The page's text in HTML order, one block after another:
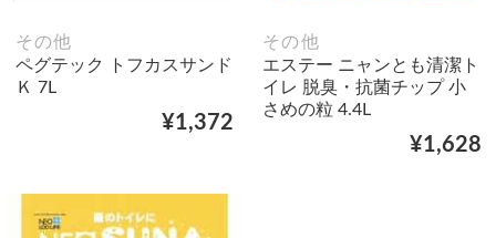
その他
ペグテック トフカスサンド
Ｋ 7L
¥1,372
その他
エステー ニャンとも清潔ト
イレ 脱臭・抗菌チップ 小
さめの粒 4.4L
¥1,628